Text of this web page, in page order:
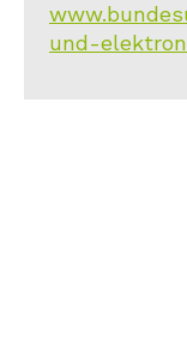
und-